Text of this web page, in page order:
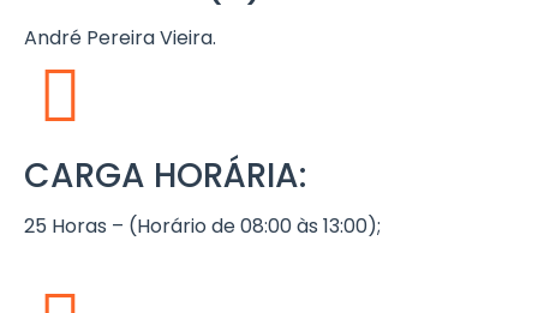
André Pereira Vieira.
CARGA HORÁRIA:
25 Horas – (Horário de 08:00 às 13:00);